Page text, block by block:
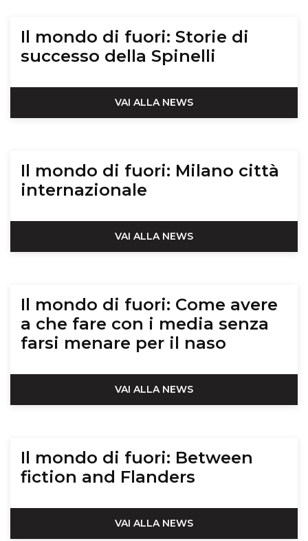
Il mondo di fuori: Storie di
successo della Spinelli
VAI ALLA NEWS
Il mondo di fuori: Milano città
internazionale
VAI ALLA NEWS
Il mondo di fuori: Come avere
a che fare con i media senza
farsi menare per il naso
VAI ALLA NEWS
Il mondo di fuori: Between
fiction and Flanders
VAI ALLA NEWS